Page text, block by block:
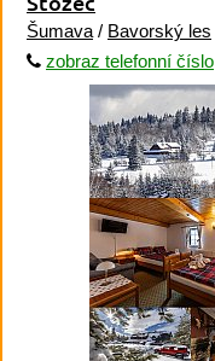
Šumava / Bavorský les
zobraz telefonní číslo